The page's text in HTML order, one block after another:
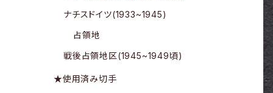
ナチスドイツ(1933~1945)
占領地
戦後占領地区(1945~1949頃)
★使用済み切手